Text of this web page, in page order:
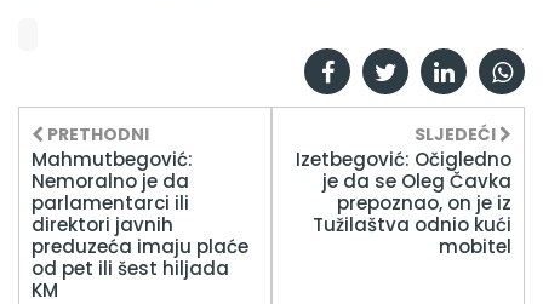
PRETHODNI
Mahmutbegović:
Nemoralno je da
parlamentarci ili
direktori javnih
preduzeća imaju plaće
od pet ili šest hiljada
KM
SLJEDEĆI
Izetbegović: Očigledno
je da se Oleg Čavka
prepoznao, on je iz
Tužilaštva odnio kući
mobitel